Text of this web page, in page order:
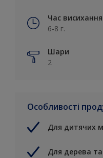
Час висихання
6-8 г.
Шари
2
Особливості
Для дитячих
Для дерева